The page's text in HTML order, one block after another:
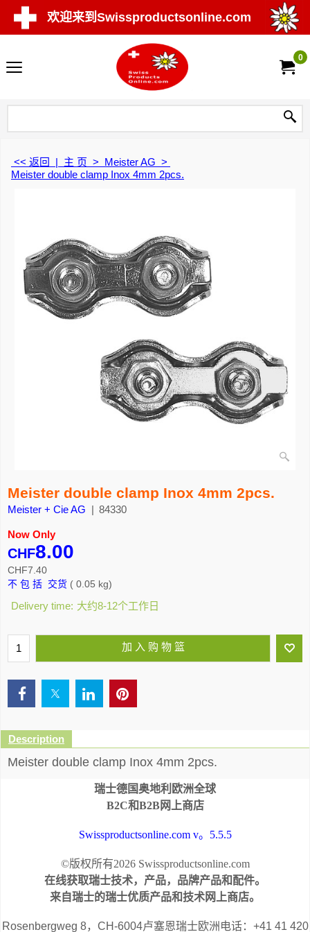
欢迎来到Swissproductsonline.com
0
<< 返回 | 主 页 > Meister AG >
Meister double clamp Inox 4mm 2pcs.
Meister double clamp Inox 4mm 2pcs.
Meister + Cie AG 84330
Now Only
CHF8.00
CHF7.40
不 包 括 交货
0.05 kg
Delivery time: 大约8-12个工作日
加 入 购 物 篮
Description
Meister double clamp Inox 4mm 2pcs.
Double clamp galvanized瑞士德国奥地利欧洲全球
B2C和B2B网上商店
Swissproductsonline.com v。5.5.5
©版权所有2026 Swissproductsonline.com
在线获取瑞士技术，产品，品牌产品和配件。
来自瑞士的瑞士优质产品和技术网上商店。
Rosenbergweg 8，CH-6004卢塞恩瑞士欧洲电话：+41 41 420